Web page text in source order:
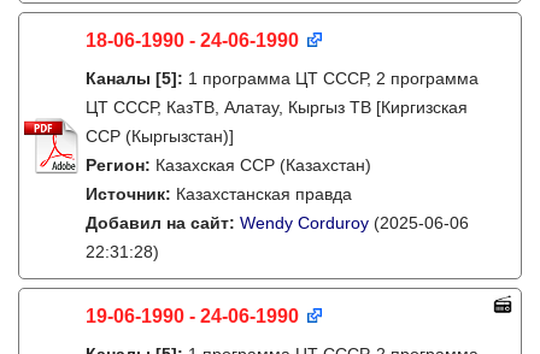
18-06-1990 - 24-06-1990
Каналы [5]: 1 программа ЦТ СССР, 2 программа
ЦТ СССР, КазТВ, Алатау, Кыргыз ТВ [Киргизская
ССР (Кыргызстан)]
Регион: Казахская ССР (Казахстан)
Источник: Казахстанская правда
Добавил на сайт: Wendy Corduroy (2025-06-06
22:31:28)
19-06-1990 - 24-06-1990